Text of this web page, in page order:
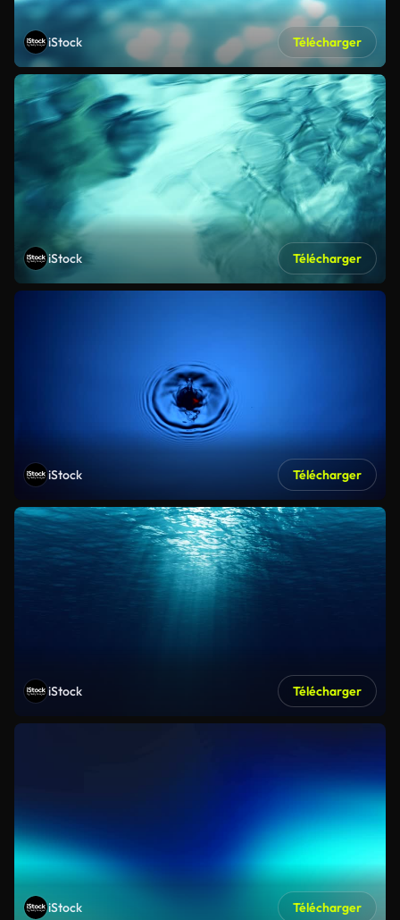
iStock Télécharger
iStock Télécharger
iStock Télécharger
iStock Télécharger
iStock Télécharger